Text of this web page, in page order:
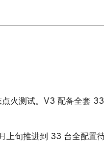
火测试。V3 配备全套
旬推进到 33 台全配置